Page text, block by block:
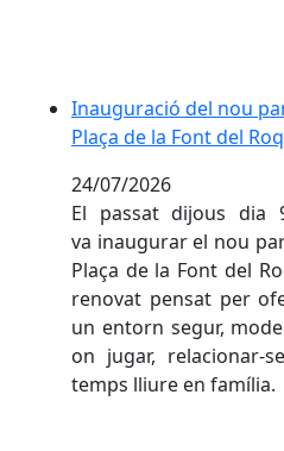
Inauguració del nou
Plaça de la Font del
24/07/2026
El passat dijous dia
va inaugurar el nou
Plaça de la Font del
renovat pensat per
un entorn segur,
on jugar, relacionar-
temps lliure en família.